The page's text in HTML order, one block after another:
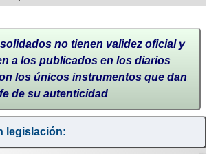
no tienen validez oficial y
a los publicados en los diarios
los únicos instrumentos que dan
fe de su autenticidad
legislación: